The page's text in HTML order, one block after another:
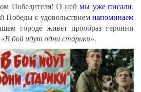
Победителя! О ней мы уже писали.
Победы с удовольствиемнапоминаем
городе живёт прообраз героини
В бой идут одни старики».